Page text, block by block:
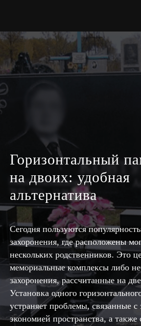
Горизонтальный
на двоих: удобная
альтернатива
Сегодня пользуются
захоронения, где расположены
нескольких родственников. Это
мемориальные комплексы либо
захоронения, рассчитанные на
Установка одного
устраняет проблемы, связанные с
экономией пространства, а также